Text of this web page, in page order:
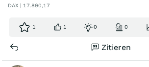
DAX | 17.890,17
1 1 0 0
Zitieren